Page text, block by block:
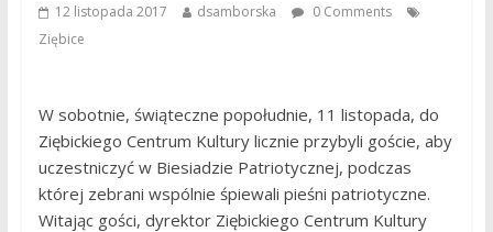
12 listopada 2017 dsamborska
0 Comments
Ziębice
W sobotnie, świąteczne popołudnie, 11 listopada, do
Ziębickiego Centrum Kultury licznie przybyli goście, aby
uczestniczyć w Biesiadzie Patriotycznej, podczas
której zebrani wspólnie śpiewali pieśni patriotyczne.
Witając gości, dyrektor Ziębickiego Centrum Kultury